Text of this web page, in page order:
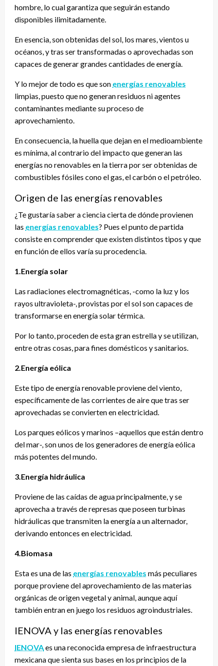
hombre, lo cual garantiza que seguirán estando
disponibles ilimitadamente.
En esencia, son obtenidas del sol, los mares, vientos u
océanos, y tras ser transformadas o aprovechadas son
capaces de generar grandes cantidades de energía.
Y lo mejor de todo es que son energías renovables
limpias, puesto que no generan residuos ni agentes
contaminantes mediante su proceso de
aprovechamiento.
En consecuencia, la huella que dejan en el medioambiente
es mínima, al contrario del impacto que generan las
energías no renovables en la tierra por ser obtenidas de
combustibles fósiles cono el gas, el carbón o el petróleo.
Origen de las energías renovables
¿Te gustaría saber a ciencia cierta de dónde provienen
las energías renovables? Pues el punto de partida
consiste en comprender que existen distintos tipos y que
en función de ellos varía su procedencia.
1.Energía solar
Las radiaciones electromagnéticas, -como la luz y los
rayos ultravioleta-, provistas por el sol son capaces de
transformarse en energía solar térmica.
Por lo tanto, proceden de esta gran estrella y se utilizan,
entre otras cosas, para fines domésticos y sanitarios.
2.Energía eólica
Este tipo de energía renovable proviene del viento,
específicamente de las corrientes de aire que tras ser
aprovechadas se convierten en electricidad.
Los parques eólicos y marinos –aquellos que están dentro
del mar-, son unos de los generadores de energía eólica
más potentes del mundo.
3.Energía hidráulica
Proviene de las caídas de agua principalmente, y se
aprovecha a través de represas que poseen turbinas
hidráulicas que transmiten la energía a un alternador,
derivando entonces en electricidad.
4.Biomasa
Esta es una de las energías renovables más peculiares
porque proviene del aprovechamiento de las materias
orgánicas de origen vegetal y animal, aunque aquí
también entran en juego los residuos agroindustriales.
IENOVA y las energías renovables
IENOVAes una reconocida empresa de infraestructura
mexicana que sienta sus bases en los principios de la